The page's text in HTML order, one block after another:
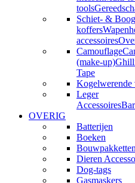
tools
Schiet- &
koffers
accessoires
Camouflage
(make-up)
Tape
Kogelwerende
Leger
Accessoires
OVERIG
Batterijen
Boeken
Bouwpakketten
Dieren
Dog-tags
Gasmaskers